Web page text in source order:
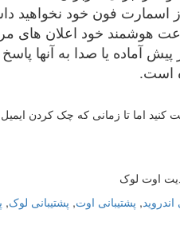
از اسمارت فون خود
هوشمند خود اعلان های
پیش آماده یا صدا به آنها
است.
کنید اما تا زمانی که چک کردن
اوت لوک
اندروید, پشتیبانی اوت, پشتیبانی لوک,